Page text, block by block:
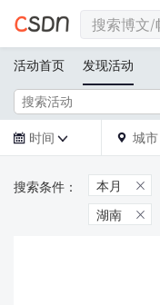
活动首页 发现活动
 时间   城市
本月 
湖南 